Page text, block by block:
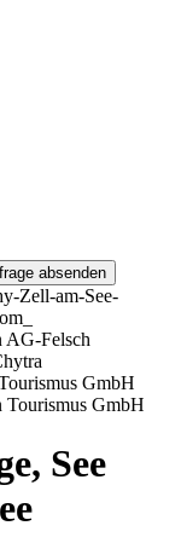
absenden
See